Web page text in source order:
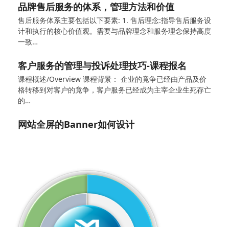
品牌售后服务的体系，管理方法和价值
售后服务体系主要包括以下要素: 1. 售后理念:指导售后服务设
计和执行的核心价值观。需要与品牌理念和服务理念保持高度
一致…
客户服务的管理与投诉处理技巧-课程报名
课程概述/Overview 课程背景： 企业的竟争已经由产品及价
格转移到对客户的竟争，客户服务已经成为主宰企业生死存亡
的…
网站全屏的Banner如何设计